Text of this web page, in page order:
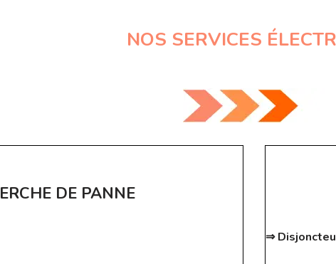
NOS SERVICES
DE PANNE
⇒